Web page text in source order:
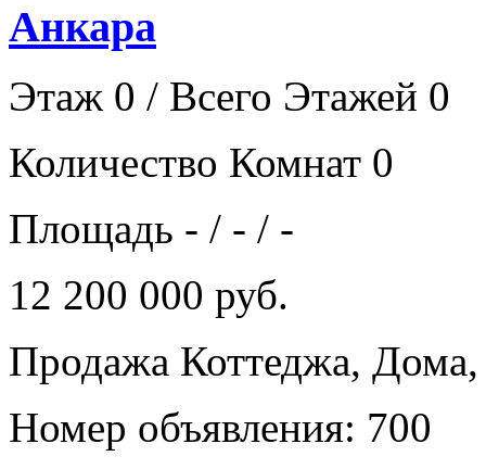
Анкара
Этаж 0 / Всего Этажей 0
Количество Комнат 0
Площадь - / - / -
12 200 000 руб.
Продажа Коттеджа,
Номер объявления: 700